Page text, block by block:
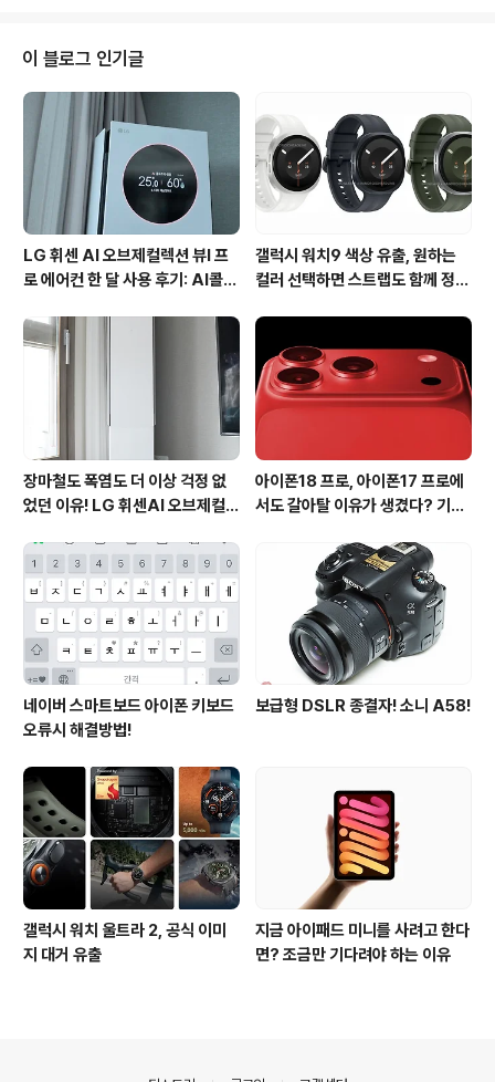
아름다운 두명의 미녀와 함께 간단한 메뉴를 확인해 볼 수
있습니다. 그중에 카카오톡 플러스 친구를 맺으면 500골
드를 주는 프로모션도 진행하고 있습니다. 안드로이드 게
임 슈퍼스타 욕K맞고의 설정메뉴에서는 진동과 소리, 게임
의 진행 속도등을 On/Off 할 수 있습니다. 자신의 취향에
따라 설정(Option)을 선택해서 게임을..
이 블로그 인기글
LG 휘센 AI 오브제컬렉션 뷰I 프
로 에어컨 한 달 사용 후기: AI콜드
갤럭시 워치9 색상 유출, 원하는
컬러 선택하면 스트랩도 함께 정해
장마철도 폭염도 더 이상 걱정 없
었던 이유! LG 휘센AI 오브제컬렉
사용 후기
아이폰18 프로, 아이폰17 프로에
서도 갈아탈 이유가 생겼다? 기대
네이버 스마트보드 아이폰 키보드
오류시 해결방법!
보급형 DSLR 종결자! 소니 A58!
갤럭시 워치 울트라 2, 공식 이미
지 대거 유출
지금 아이패드 미니를 사려고 한다
면? 조금만 기다려야 하는 이유